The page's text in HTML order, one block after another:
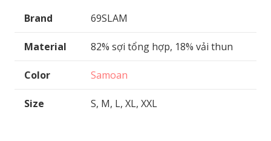
Brand 69SLAM
Material 82% sợi tổng hợp, 18% vải thun
Color Samoan
Size S, M, L, XL, XXL